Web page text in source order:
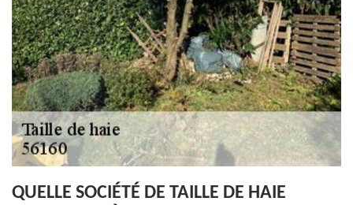
QUELLE SOCIÉTÉ DE TAILLE DE HAIE